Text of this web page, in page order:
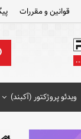
قوانین و مقررات
ویدئو پروژکتور (آکبند)